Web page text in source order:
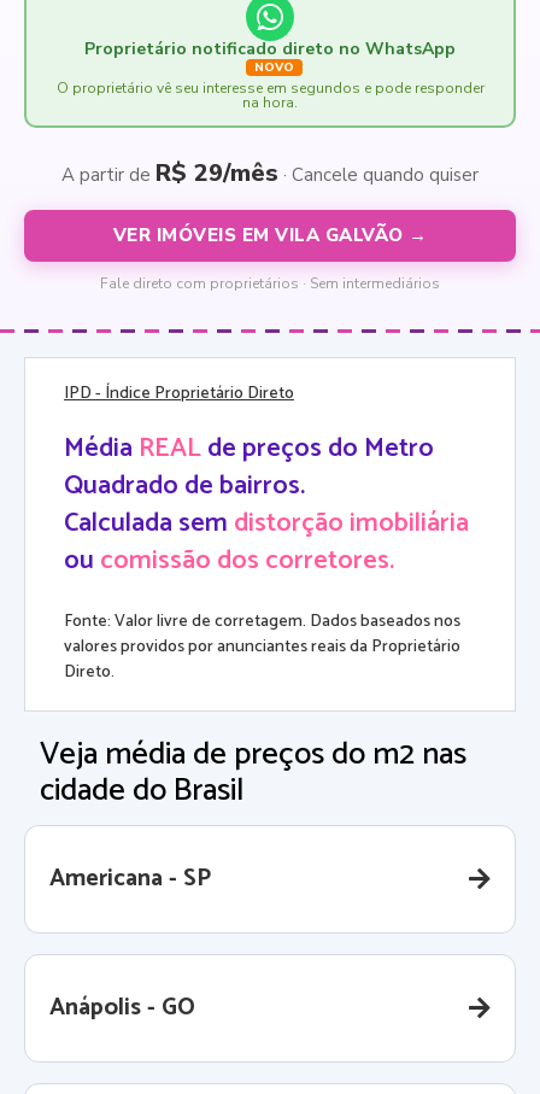
Proprietário notificado direto no WhatsApp
NOVO
O proprietário vê seu interesse em segundos e pode responder
na hora.
A partir de R$ 29/mês · Cancele quando quiser
VER IMÓVEIS EM VILA GALVÃO →
Fale direto com proprietários · Sem intermediários
IPD- Índice Proprietário Direto
Média REALde preços do Metro
Quadrado de bairros.
Calculada semdistorção imobiliária
oucomissão dos corretores.
Fonte: Valor livre de corretagem. Dados baseados nos
valores providos por anunciantes reais da Proprietário
Direto.
Veja média de preços do m2 nas
cidade do Brasil
Americana - SP
Anápolis - GO